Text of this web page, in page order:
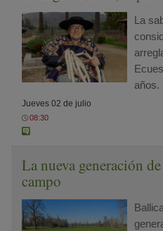
La
años.
Jueves 02 de julio
08:30
La nueva generación
campo